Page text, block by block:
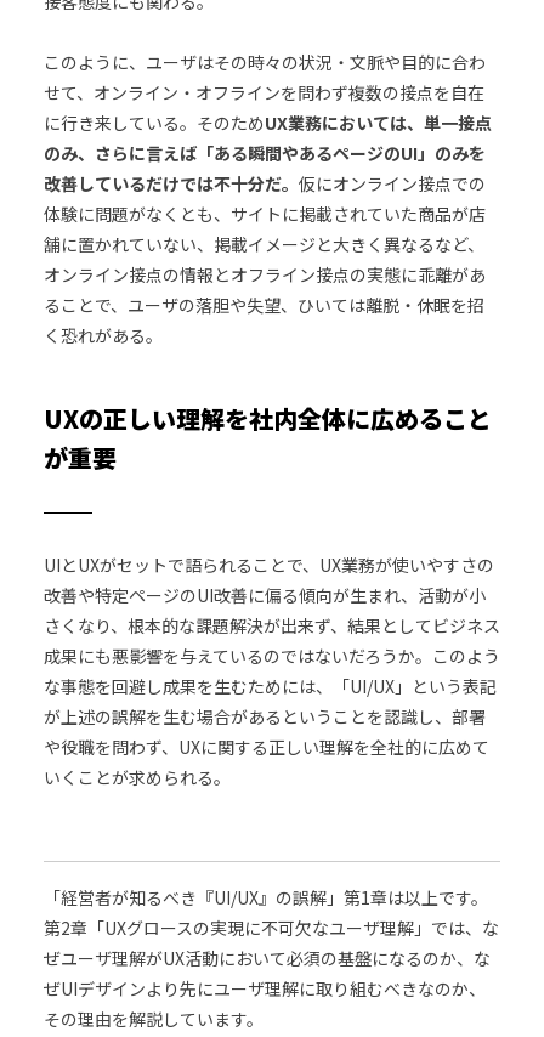
このように、ユーザはその時々の状況・文脈や目的に合わ
せて、オンライン・オフラインを問わず複数の接点を自在
に行き来している。そのためUX業務においては、単一接点
のみ、さらに言えば「ある瞬間やあるページのUI」のみを
改善しているだけでは不十分だ。 仮にオンライン接点での
体験に問題がなくとも、サイトに掲載されていた商品が店
舗に置かれていない、掲載イメージと大きく異なるなど、
オンライン接点の情報とオフライン接点の実態に乖離があ
ることで、ユーザの落胆や失望、ひいては離脱・休眠を招
く恐れがある。
UXの正しい理解を社内全体に広めること
が重要
UIとUXがセットで語られることで、UX業務が使いやすさの
改善や特定ページのUI改善に偏る傾向が生まれ、活動が小
さくなり、根本的な課題解決が出来ず、結果としてビジネス
成果にも悪影響を与えているのではないだろうか。このよう
な事態を回避し成果を生むためには、「UI/UX」という表記
が上述の誤解を生む場合があるということを認識し、部署
や役職を問わず、UXに関する正しい理解を全社的に広めて
いくことが求められる。
「経営者が知るべき『UI/UX』の誤解」第1章は以上です。
第2章「UXグロースの実現に不可欠なユーザ理解」では、な
ぜユーザ理解がUX活動において必須の基盤になるのか、な
ぜUIデザインより先にユーザ理解に取り組むべきなのか、
その理由を解説しています。